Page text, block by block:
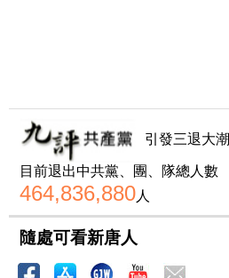
引發三退大潮
目前退出中共黨、團、隊總人數
464,836,880人
隨處可看新唐人